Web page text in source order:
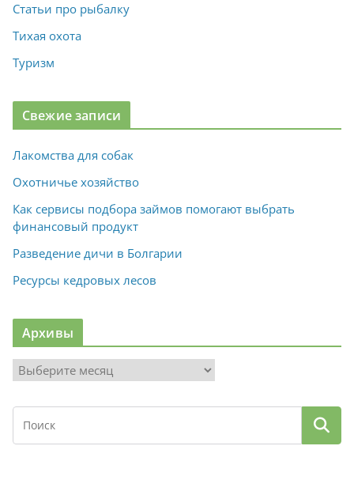
Статьи про рыбалку
Тихая охота
Туризм
Свежие записи
Лакомства для собак
Охотничье хозяйство
Как сервисы подбора займов помогают выбрать
финансовый продукт
Разведение дичи в Болгарии
Ресурсы кедровых лесов
Архивы
х
в